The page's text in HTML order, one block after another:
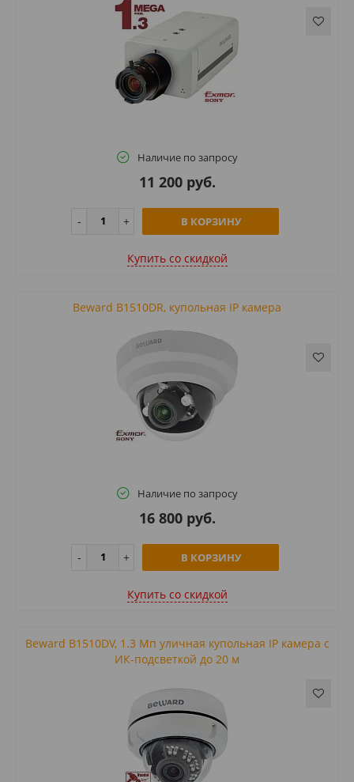
Наличие по запросу
11 200 руб.
В КОРЗИНУ
Купить cо скидкой
Beward B1510DR, купольная IP камера
Наличие по запросу
16 800 руб.
В КОРЗИНУ
Купить cо скидкой
Beward B1510DV, 1.3 Мп уличная купольная IP камера с
ИК-подсветкой до 20 м